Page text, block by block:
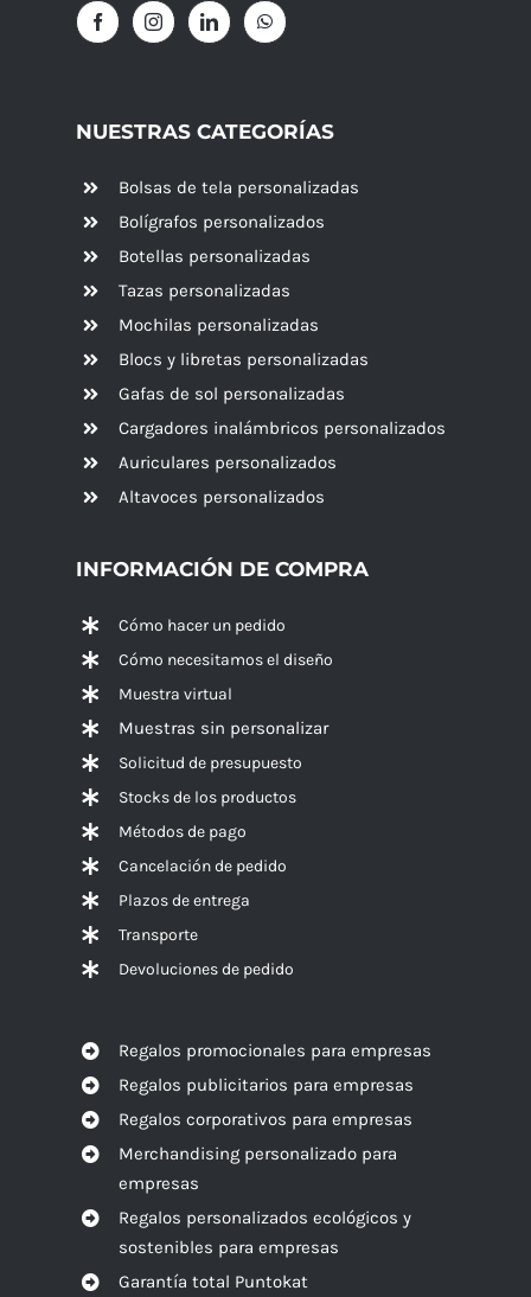
NUESTRAS CATEGORÍAS
Bolsas de tela personalizadas
Bolígrafos personalizados
Botellas personalizadas
Tazas personalizadas
Mochilas personalizadas
Blocs y libretas personalizadas
Gafas de sol personalizadas
Cargadores inalámbricos personalizados
Auriculares personalizados
Altavoces personalizados
INFORMACIÓN DE COMPRA
Cómo hacer un pedido
Cómo necesitamos el diseño
Muestra virtual
Muestras sin personalizar
Solicitud de presupuesto
Stocks de los productos
Métodos de pago
Cancelación de pedido
Plazos de entrega
Transporte
Devoluciones de pedido
Regalos promocionales para empresas
Regalos publicitarios para empresas
Regalos corporativos para empresas
Merchandising personalizado para
empresas
Regalos personalizados ecológicos y
sostenibles para empresas
Garantía total Puntokat